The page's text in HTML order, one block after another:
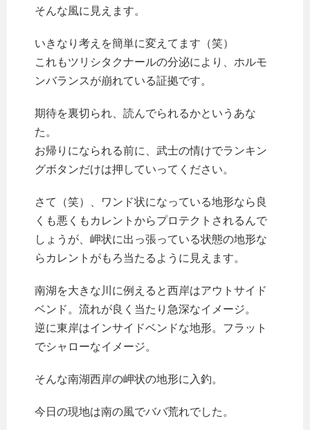
そんな風に見えます。
いきなり考えを簡単に変えてます（笑）
これもツリシタクナールの分泌により、ホルモ
ンバランスが崩れている証拠です。
期待を裏切られ、読んでられるかというあな
た。
お帰りになられる前に、武士の情けでランキン
グボタンだけは押していってください。
さて（笑）、ワンド状になっている地形なら良
くも悪くもカレントからプロテクトされるんで
しょうが、岬状に出っ張っている状態の地形な
らカレントがもろ当たるように見えます。
南湖を大きな川に例えると西岸はアウトサイド
ベンド。流れが良く当たり急深なイメージ。
逆に東岸はインサイドベンドな地形。フラット
でシャローなイメージ。
そんな南湖西岸の岬状の地形に入釣。
今日の現地は南の風でババ荒れでした。